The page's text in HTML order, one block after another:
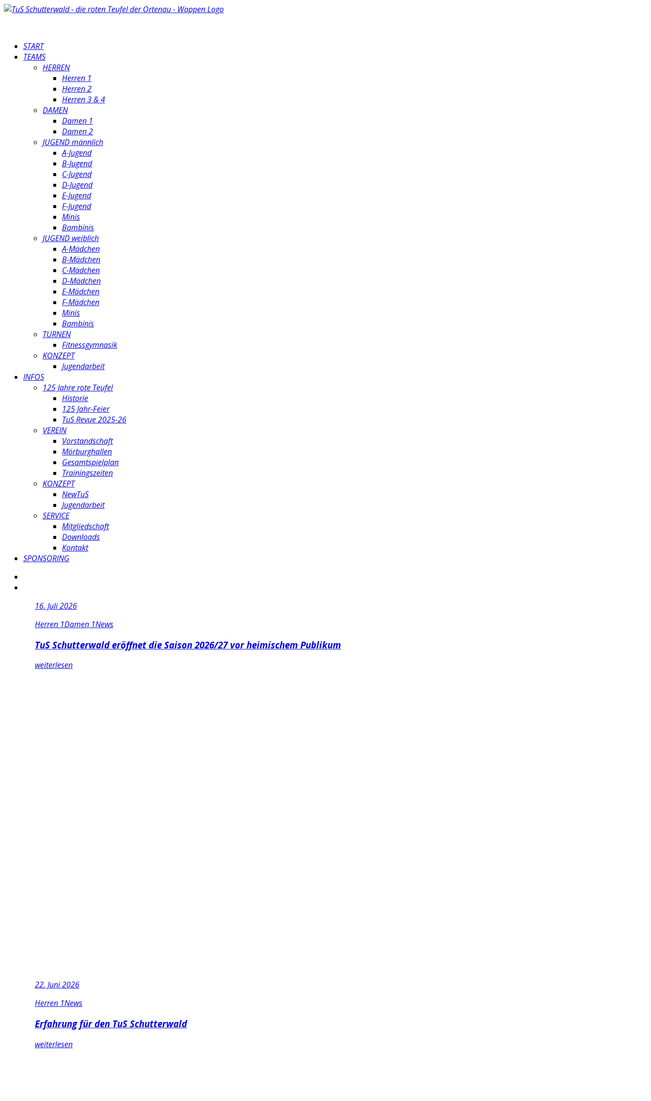
START
TEAMS
HERREN
Herren 1
Herren 2
Herren 3 & 4
DAMEN
Damen 1
Damen 2
JUGEND männlich
A-Jugend
B-Jugend
C-Jugend
D-Jugend
E-Jugend
F-Jugend
Minis
Bambinis
JUGEND weiblich
A-Mädchen
B-Mädchen
C-Mädchen
D-Mädchen
E-Mädchen
F-Mädchen
Minis
Bambinis
TURNEN
Fitnessgymnasik
KONZEPT
Jugendarbeit
INFOS
125 Jahre rote Teufel
Historie
125 Jahr-Feier
TuS Revue 2025-26
VEREIN
Vorstandschaft
Mörburghallen
Gesamtspielplan
Trainingszeiten
KONZEPT
NewTuS
Jugendarbeit
SERVICE
Mitgliedschaft
Downloads
Kontakt
SPONSORING
16. Juli 2026
Herren 1Damen 1News
TuS Schutterwald eröffnet die Saison 2026/27 vor heimischem Publikum
weiterlesen
22. Juni 2026
Herren 1News
Erfahrung für den TuS Schutterwald
weiterlesen